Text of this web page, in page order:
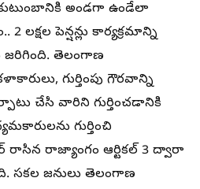
అండగా ఉండేలా
లక్షల పెన్షన్లు కార్యక్రమాన్ని
జరిగింది. తెలంగాణ
గుర్తింపు గౌరవాన్ని
చేసి వారిని గుర్తించడానికి
గుర్తించి
రాసిన రాజ్యాంగం ఆర్టికల్ 3 ద్వారా
సకల జనులు తెలంగాణ